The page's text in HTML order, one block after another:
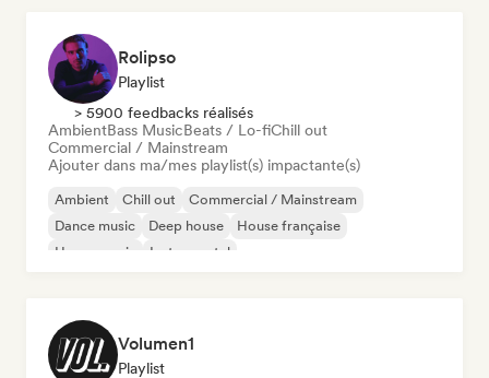
Rolipso
Playlist
> 5900 feedbacks réalisés
AmbientBass MusicBeats / Lo-fiChill out
Commercial / Mainstream
Ajouter dans ma/mes playlist(s) impactante(s)
Ambient Chill out
Commercial / Mainstream
Dance music
Deep house
House française
House music
Instrumental
Volumen1
Playlist